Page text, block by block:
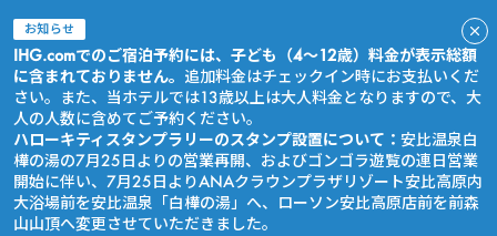
お知らせ
IHG.comでのご宿泊予約には、子ども（4～12歳）料金が表示総額
に含まれておりません。 追加料金はチェックイン時にお支払いくだ
さい。また、当ホテルでは13歳以上は大人料金となりますので、大
人の人数に含めてご予約ください。
ハローキティスタンプラリーのスタンプ設置について： 安比温泉白
樺の湯の7月25日よりの営業再開、およびゴンゴラ遊覧の連日営業
開始に伴い、7月25日よりANAクラウンプラザリゾート安比高原内
大浴場前を安比温泉「白樺の湯」へ、ローソン安比高原店前を前森
山山頂へ変更させていただきました。